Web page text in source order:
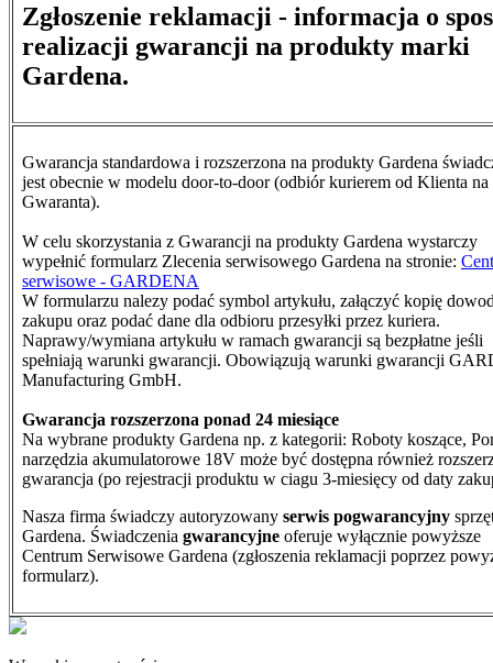
Zgłoszenie reklamacji - informacja o
realizacji gwarancji na produkty marki
Gardena.
Gwarancja standardowa i rozszerzona na produkty Gardena
jest obecnie w modelu door-to-door (odbiór kurierem od Klienta na
Gwaranta).
W celu skorzystania z Gwarancji na produkty Gardena wystarczy
wypełnić formularz Zlecenia serwisowego Gardena na stronie:
serwisowe - GARDENA
W formularzu nalezy podać symbol artykułu, załączyć kopię
zakupu oraz podać dane dla odbioru przesyłki przez kuriera.
Naprawy/wymiana artykułu w ramach gwarancji są bezpłatne jeśli
spełniają warunki gwarancji. Obowiązują warunki gwarancji
Manufacturing GmbH.
Gwarancja rozszerzona ponad 24 miesiące
Na wybrane produkty Gardena np. z kategorii: Roboty koszące,
narzędzia akumulatorowe 18V może być dostępna również
gwarancja (po rejestracji produktu w ciagu 3-miesięcy od daty
Nasza firma świadczy autoryzowany serwis pogwarancyjny
Gardena. Świadczenia gwarancyjne oferuje wyłącznie powyższe
Centrum Serwisowe Gardena (zgłoszenia reklamacji poprzez
formularz).